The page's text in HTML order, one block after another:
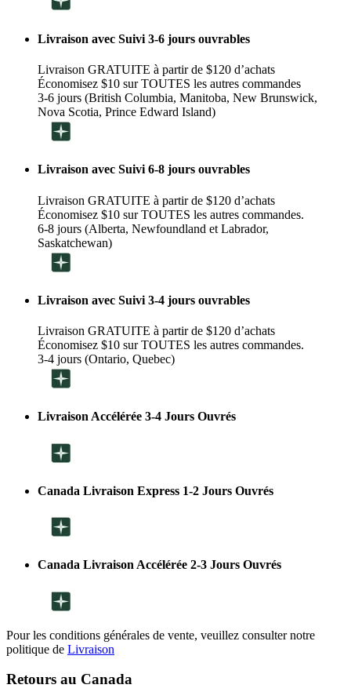
Livraison avec Suivi 3-6 jours ouvrables
Livraison GRATUITE à partir de $120 d’achats
Économisez $10 sur TOUTES les autres commandes
3-6 jours (British Columbia, Manitoba, New Brunswick,
Nova Scotia, Prince Edward Island)
Livraison avec Suivi 6-8 jours ouvrables
Livraison GRATUITE à partir de $120 d’achats
Économisez $10 sur TOUTES les autres commandes.
6-8 jours (Alberta, Newfoundland et Labrador,
Saskatchewan)
Livraison avec Suivi 3-4 jours ouvrables
Livraison GRATUITE à partir de $120 d’achats
Économisez $10 sur TOUTES les autres commandes.
3-4 jours (Ontario, Quebec)
Livraison Accélérée 3-4 Jours Ouvrés
Canada Livraison Express 1-2 Jours Ouvrés
Canada Livraison Accélérée 2-3 Jours Ouvrés
Pour les conditions générales de vente, veuillez consulter notre
politique de Livraison
Retours au Canada